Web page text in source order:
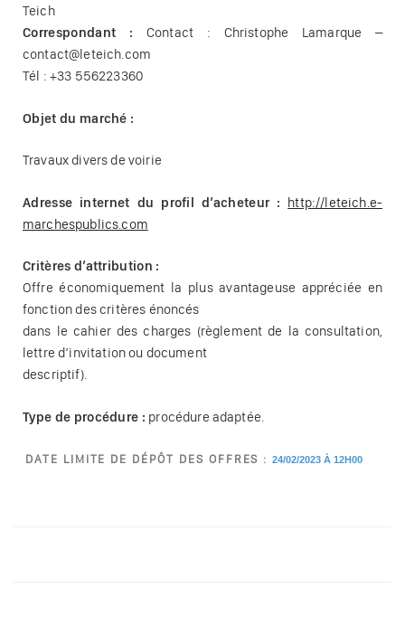
Teich
Correspondant : Contact : Christophe Lamarque –
contact@leteich.com
Tél : +33 556223360
Objet du marché :
Travaux divers de voirie
Adresse internet du profil d’acheteur : http://leteich.e-
marchespublics.com
Critères d’attribution :
Offre économiquement la plus avantageuse appréciée en
fonction des critères énoncés
dans le cahier des charges (règlement de la consultation,
lettre d’invitation ou document
descriptif).
Type de procédure : procédure adaptée.
DATE LIMITE DE DÉPÔT DES OFFRES :24/02/2023 À 12H00